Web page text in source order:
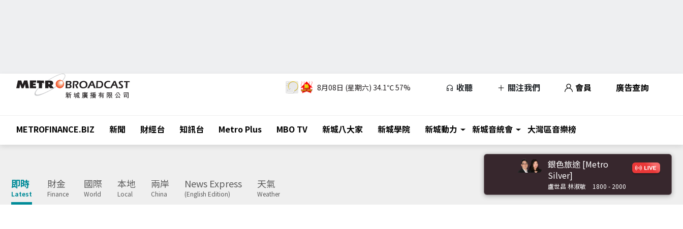
8月08日 (星期六) 34.1℃57% 收聽 關注我們 會員 廣告查詢
METROFINANCE.BIZ 新聞 財經台 知訊台 Metro Plus MBO TV 新城八大家 新城學院 新城動力 新城音統會 大灣區音樂榜
即時
Latest
財金
Finance
國際
World
本地
Local
兩岸
China
News Express
(English Edition)
天氣
Weather
銀色旅途 [Metro
Silver]
盧世昌 林淑敏 1800 - 2000